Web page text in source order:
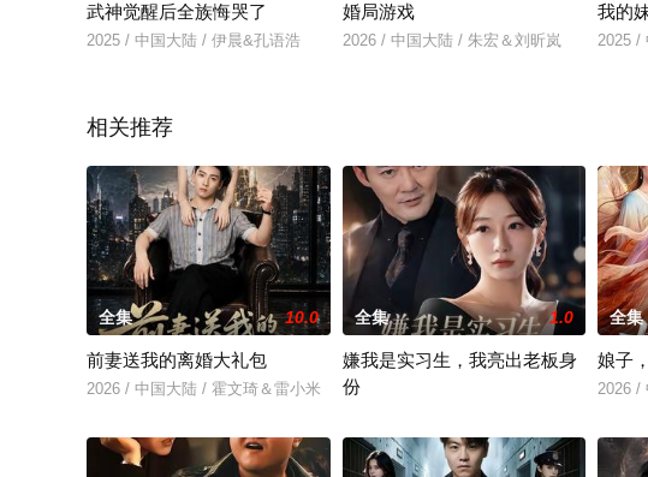
武神觉醒后全族悔哭了
2025 / 中国大陆 / 伊晨&孔语浩
婚局游戏
2026 / 中国大陆 / 朱宏＆刘昕岚
我的
2025 /
相关推荐
全集 10.0
前妻送我的离婚大礼包
2026 / 中国大陆 / 霍文琦＆雷小米
全集 1.0
嫌我是实习生，我亮出老板身
份
全集
娘子
2026 /